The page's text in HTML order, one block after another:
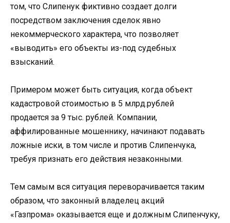
том, что Слипенук фиктивно создает долги
посредством заключения сделок явно
некоммерческого характера, что позволяет
«выводить» его объекты из-под судебных
взысканий.
Примером может быть ситуация, когда объект
кадастровой стоимостью в 5 млрд.рублей
продается за 9 тыс. рублей. Компании,
аффилированные мошеннику, начинают подавать
ложные иски, в том числе и против Слипенчука,
требуя признать его действия незаконными.
Тем самым вся ситуация переворачивается таким
образом, что законный владелец акций
«Газпрома» оказывается еще и должным Слипенчуку,